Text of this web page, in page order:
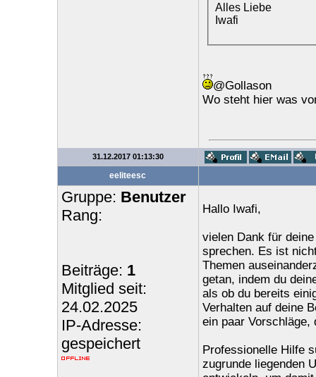
Alles Liebe
Iwafi
@Gollason
Wo steht hier was
31.12.2017 01:13:30
eeliteesc
Gruppe: Benutzer
Rang:
Beiträge: 1
Mitglied seit:
24.02.2025
IP-Adresse:
gespeichert
Hallo Iwafi,
vielen Dank für
sprechen. Es ist
Themen
getan, indem du
als ob du bereits
Verhalten auf deine
ein paar Vorschläge,
Professionelle Hilfe
zugrunde liegenden